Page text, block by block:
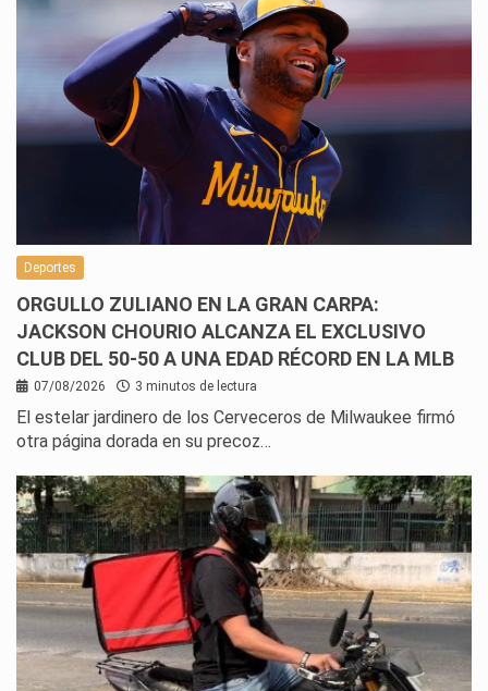
Deportes
ORGULLO ZULIANO EN LA GRAN CARPA:
JACKSON CHOURIO ALCANZA EL EXCLUSIVO
CLUB DEL 50-50 A UNA EDAD RÉCORD EN LA MLB
07/08/2026 3 minutos de lectura
El estelar jardinero de los Cerveceros de Milwaukee firmó
otra página dorada en su precoz…